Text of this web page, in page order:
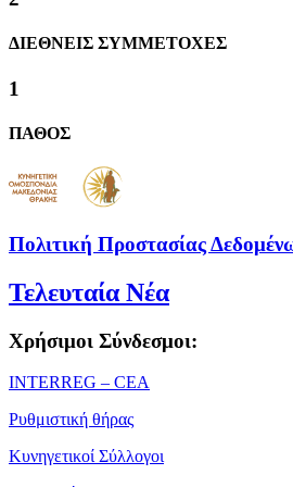
ΔΙΕΘΝΕΙΣ ΣΥΜΜΕΤΟΧΕΣ
1
ΠΑΘΟΣ
Πολιτική Προστασίας
Τελευταία Νέα
Χρήσιμοι Σύνδεσμοι:
ΙΝΤΕRREG – CEA
Ρυθμιστική θήρας
Κυνηγετικοί Σύλλογοι